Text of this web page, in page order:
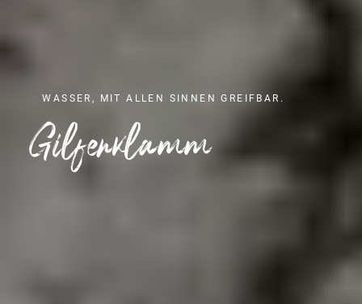
WASSER, MIT ALLEN SINNEN GREIFBAR.
Gilfenklamm